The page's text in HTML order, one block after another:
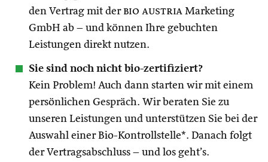
den Vertrag mit der bio austria Marketing
GmbH ab – und können Ihre gebuchten
Leistungen direkt nutzen.
Sie sind noch nicht bio-zertifiziert?
Kein Problem! Auch dann starten wir mit einem
persönlichen Gespräch. Wir beraten Sie zu
unseren Leistungen und unterstützen Sie bei der
Auswahl einer Bio-Kontrollstelle*. Danach folgt
der Vertragsabschluss – und los geht’s.